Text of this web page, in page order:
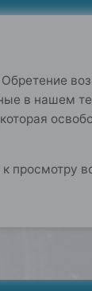
Обретение
в нашем
просмотру